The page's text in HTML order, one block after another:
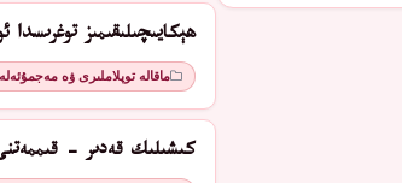
ھېكايىچىلىقىمىز توغرىسدا
ماقالە توپلاملىرى ۋە
كىشىلىك قەدىر -